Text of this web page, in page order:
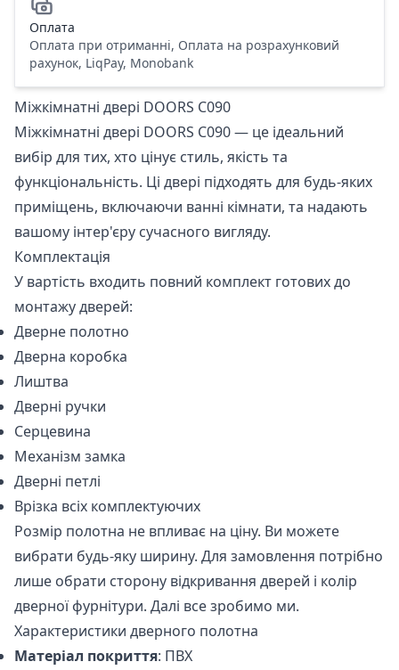
Оплата
Оплата при отриманні, Оплата на розрахунковий
рахунок, LiqPay, Monobank
Міжкімнатні двері DOORS С090
Міжкімнатні двері DOORS С090 — це ідеальний
вибір для тих, хто цінує стиль, якість та
функціональність. Ці двері підходять для будь-яких
приміщень, включаючи ванні кімнати, та надають
вашому інтер'єру сучасного вигляду.
Комплектація
У вартість входить повний комплект готових до
монтажу дверей:
Дверне полотно
Дверна коробка
Лиштва
Дверні ручки
Серцевина
Механізм замка
Дверні петлі
Врізка всіх комплектуючих
Розмір полотна не впливає на ціну. Ви можете
вибрати будь-яку ширину. Для замовлення потрібно
лише обрати сторону відкривання дверей і колір
дверної фурнітури. Далі все зробимо ми.
Характеристики дверного полотна
Матеріал покриття: ПВХ